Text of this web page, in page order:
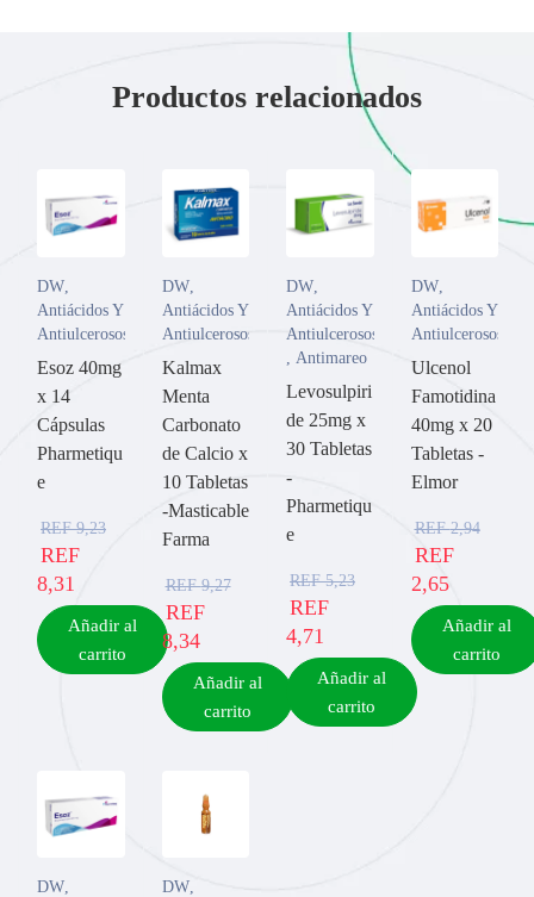
Productos relacionados
DW
Antiácidos Y
Antiulcerosos
Esoz 40mg
x 14
Cápsulas
Pharmetiqu
e
REF9,23
REF
8,31
Añadir al
carrito
DW,
Antiácidos Y
Antiulcerosos
Kalmax
Menta
Carbonato
de Calcio x
10 Tabletas
-Masticable
Farma
REF9,27
REF
8,34
Añadir al
carrito
DW
Antiácidos Y
Antiulcerosos
Antimareo
Levosulpiri
de 25mg x
30 Tabletas
-
Pharmetiqu
e
REF5,23
REF
4,71
Añadir al
carrito
DW,
Antiácidos Y
Antiulcerosos
Ulcenol
Famotidina
40mg x 20
Tabletas -
Elmor
REF2,94
REF
2,65
Añadir al
carrito
DW,
DW,